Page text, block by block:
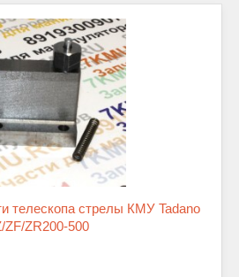
телескопа стрелы КМУ Tadano
ZF/ZR200-500